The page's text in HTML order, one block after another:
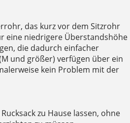
das kurz vor dem Sitzrohr
eine niedrigere Überstandshöhe
die dadurch einfacher
und größer) verfügen über ein
kein Problem mit der
zu Hause lassen, ohne